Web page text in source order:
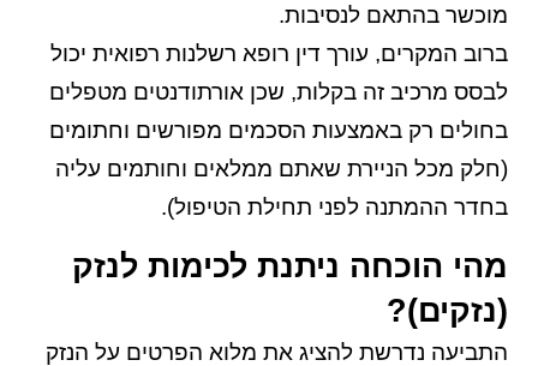
מוכשר בהתאם לנסיבות.
ברוב המקרים, עורך דין רופא רשלנות רפואית יכול
לבסס מרכיב זה בקלות, שכן אורתודנטים מטפלים
בחולים רק באמצעות הסכמים מפורשים וחתומים
(חלק מכל הניירת שאתם ממלאים וחותמים עליה
בחדר ההמתנה לפני תחילת הטיפול).
מהי הוכחה ניתנת לכימות לנזק
(נזקים)?
התביעה נדרשת להציג את מלוא הפרטים על הנזק